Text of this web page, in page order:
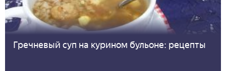
Гречневый суп на курином бульоне: рецепты